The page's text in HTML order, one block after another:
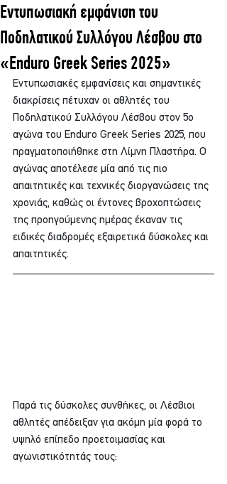
Εντυπωσιακή εμφάνιση του
Ποδηλατικού Συλλόγου Λέσβου στο
«Enduro Greek Series 2025»
Εντυπωσιακές εμφανίσεις και σημαντικές
διακρίσεις πέτυχαν οι αθλητές του
Ποδηλατικού Συλλόγου Λέσβου στον 5ο
αγώνα του Enduro Greek Series 2025, που
πραγματοποιήθηκε στη Λίμνη Πλαστήρα. Ο
αγώνας αποτέλεσε μία από τις πιο
απαιτητικές και τεχνικές διοργανώσεις της
χρονιάς, καθώς οι έντονες βροχοπτώσεις
της προηγούμενης ημέρας έκαναν τις
ειδικές διαδρομές εξαιρετικά δύσκολες και
απαιτητικές.
Παρά τις δύσκολες συνθήκες, οι Λέσβιοι
αθλητές απέδειξαν για ακόμη μία φορά το
υψηλό επίπεδο προετοιμασίας και
αγωνιστικότητάς τους: